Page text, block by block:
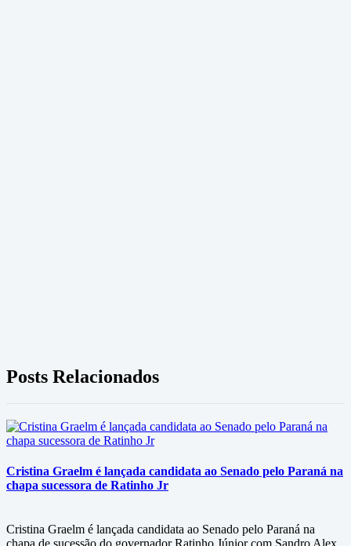
Posts Relacionados
Cristina Graelm é lançada candidata ao Senado pelo Paraná na
chapa sucessora de Ratinho Jr
Cristina Graelm é lançada candidata ao Senado pelo Paraná na
chapa de sucessão do governador Ratinho Júnior com Sandro Alex.